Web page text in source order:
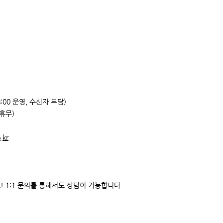
구, ‘AI 안부드림’ 사업
운영, 수신자 부담)
무)
1:1 문의를 통해서도 상담이 가능합니다